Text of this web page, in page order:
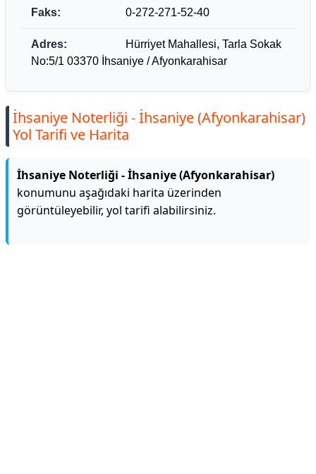
Faks: 0-272-271-52-40
Adres:
Hürriyet Mahallesi, Tarla Sokak
No:5/1 03370 İhsaniye / Afyonkarahisar
İhsaniye Noterliği - İhsaniye (Afyonkarahisar)
Yol Tarifi ve Harita
İhsaniye Noterliği - İhsaniye (Afyonkarahisar)
konumunu aşağıdaki harita üzerinden
görüntüleyebilir, yol tarifi alabilirsiniz.